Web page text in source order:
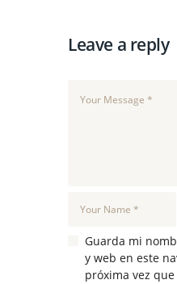
Leave a reply
Guarda mi
y web en este
próxima vez